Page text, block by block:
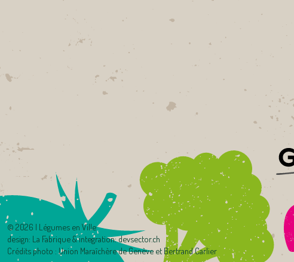
© 2026 | Légumes en Ville
design: La Fabrique& integration:devsector.ch
Crédits photo : Union Maraîchère de Genève et Bertrand Carlier